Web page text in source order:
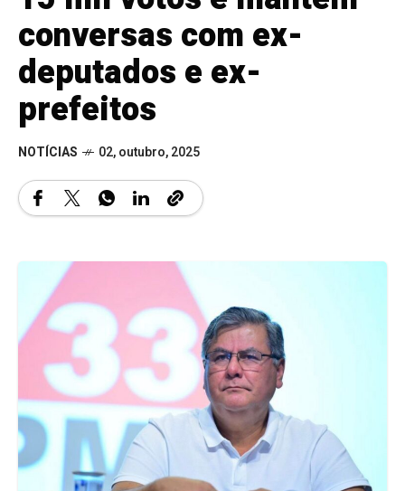
conversas com ex-
deputados e ex-
prefeitos
NOTÍCIAS 02, outubro, 2025